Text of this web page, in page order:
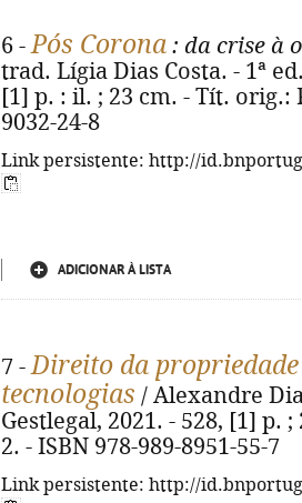
6 -Pós Corona : da crise à
trad. Lígia Dias Costa. - 1ª
[1] p. : il. ; 23 cm. - Tít. orig.:
9032-24-8
Link persistente: http://
ADICIONAR À LISTA
7 -Direito da
tecnologias / Alexandre
Gestlegal, 2021. - 528, [1] p.
2. - ISBN 978-989-8951-55-7
Link persistente: http://